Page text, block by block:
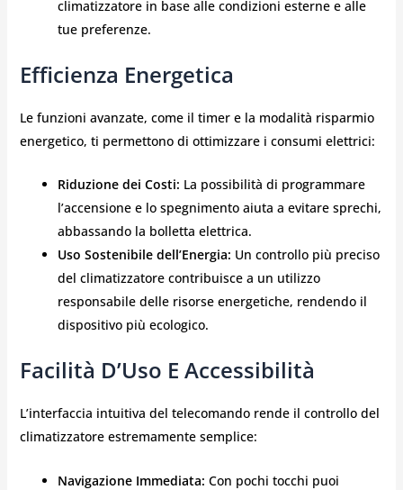
climatizzatore in base alle condizioni esterne e alle
tue preferenze.
Efficienza Energetica
Le funzioni avanzate, come il timer e la modalità risparmio
energetico, ti permettono di ottimizzare i consumi elettrici:
Riduzione dei Costi: La possibilità di programmare
l’accensione e lo spegnimento aiuta a evitare sprechi,
abbassando la bolletta elettrica.
Uso Sostenibile dell’Energia: Un controllo più preciso
del climatizzatore contribuisce a un utilizzo
responsabile delle risorse energetiche, rendendo il
dispositivo più ecologico.
Facilità D’Uso E Accessibilità
L’interfaccia intuitiva del telecomando rende il controllo del
climatizzatore estremamente semplice:
Navigazione Immediata: Con pochi tocchi puoi